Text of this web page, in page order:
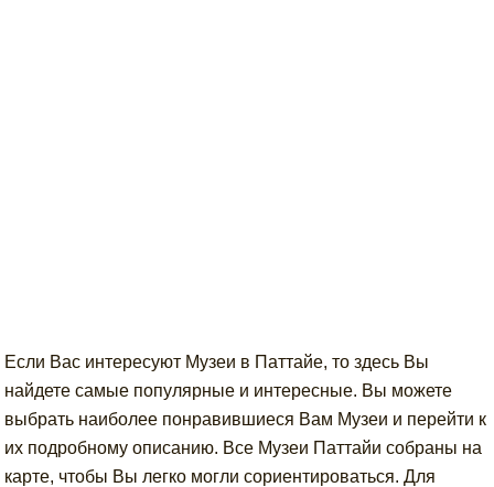
Если Вас интересуют Музеи в Паттайе, то здесь Вы
найдете самые популярные и интересные. Вы можете
выбрать наиболее понравившиеся Вам Музеи и перейти к
их подробному описанию. Все Музеи Паттайи собраны на
карте, чтобы Вы легко могли сориентироваться. Для